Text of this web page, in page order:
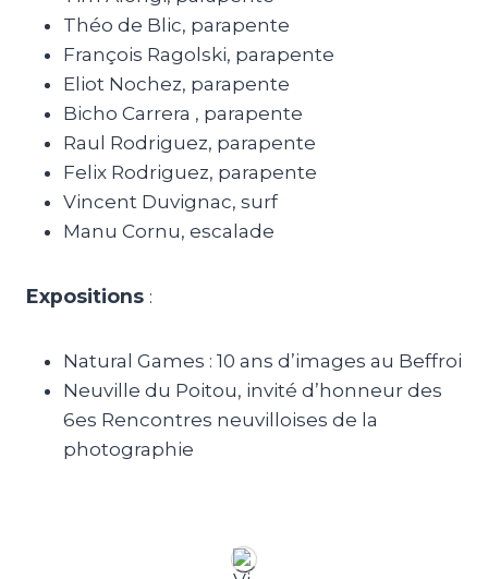
Théo de Blic, parapente
François Ragolski, parapente
Eliot Nochez, parapente
Bicho Carrera , parapente
Raul Rodriguez, parapente
Felix Rodriguez, parapente
Vincent Duvignac, surf
Manu Cornu, escalade
Expositions:
Natural Games : 10 ans d’images au Beffroi
Neuville du Poitou, invité d’honneur des
6es Rencontres neuvilloises de la
photographie